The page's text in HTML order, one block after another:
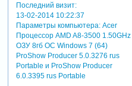
Последний визит:
13-02-2014 10:22:37
Параметры компьютера:Acer
Процессор AMD A8-3500 1.50GHz
ОЗУ 8гб ОС Windows 7 (64)
ProShow Producer 5.0.3276 rus
Portable и ProShow Producer
6.0.3395 rus Portable